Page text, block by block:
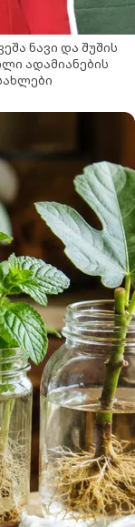
ნავი და შუშის
ადამიანების